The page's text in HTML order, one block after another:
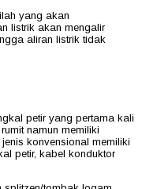
yang akan
listrik akan mengalir
aliran listrik tidak
petir yang pertama kali
namun memiliki
konvensional memiliki
petir, kabel konduktor